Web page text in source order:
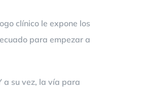
clínico le expone los
para empezar a
a su vez, la vía para